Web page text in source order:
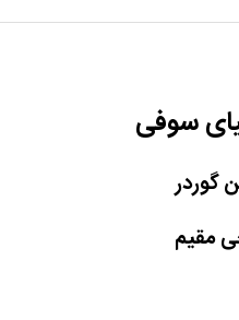
سوفی
گوردر
مقیم